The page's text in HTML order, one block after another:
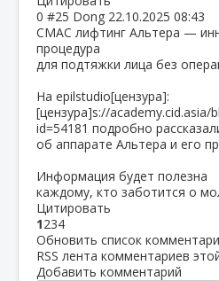
0 #25 Dong 22.10.2025 08:43
СМАС лифтинг Альтера —
процедура
для подтяжки лица без
На epilstudio[цензура]:
[цензура]s://academy.cid.asia/
id=54181 подробно
об аппарате Альтера и его
Информация будет полезна
каждому, кто заботится о
Цитировать
1234
Обновить список
RSS лента комментариев
Добавить комментарий